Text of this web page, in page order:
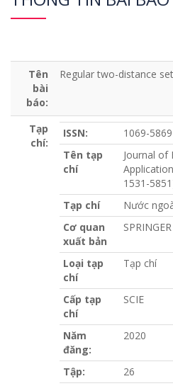
Tên
bài
báo:
Regular two-distance
Tạp
chí:
ISSN:
1069-5869
Tên tạp
chí
Journal of
1531-
Tạp chí
Nước
Cơ quan
xuất bản
Loại tạp
chí
Tạp chí
Cấp tạp
chí
SCIE
Năm
đăng:
2020
Tập:
26